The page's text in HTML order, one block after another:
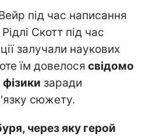
під час написання
Скотт під час
залучали наукових
їм довелося свідомо
заради
сюжету.
через яку герой